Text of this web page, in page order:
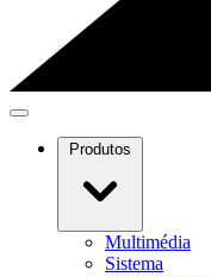
Produtos
Multimédia
Sistema